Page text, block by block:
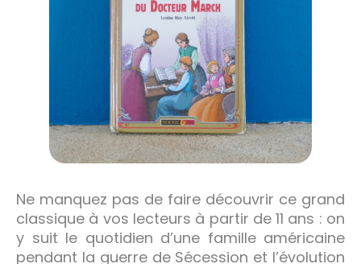
Ne manquez pas de faire découvrir ce grand
classique à vos lecteurs à partir de 11 ans : on
y suit le quotidien d’une famille américaine
pendant la guerre de Sécession et l’évolution